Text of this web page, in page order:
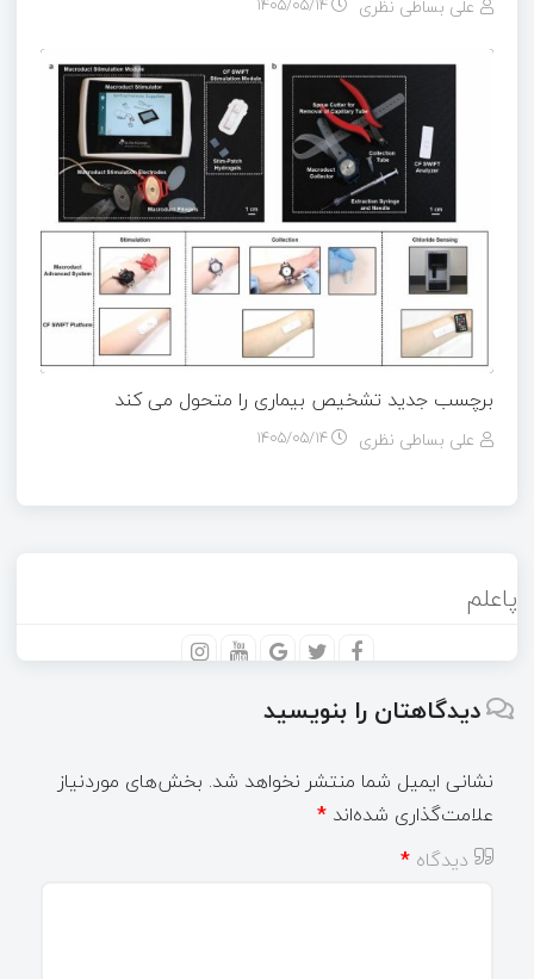
علی بساطی نظری
برچسب جدید تشخیص بیماری را متحول می کند
علی بساطی نظری ۱۴۰۵/۰۵/۱۴
پاعلم
دیدگاهتان را بنویسید
نشانی ایمیل شما منتشر نخواهد شد. بخش‌های موردنیاز
علامت‌گذاری شده‌اند *
دیدگاه *